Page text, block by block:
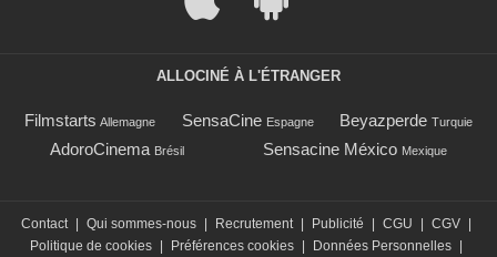
ALLOCINÉ À L'ÉTRANGER
Filmstarts Allemagne SensaCine Espagne Beyazperde Turquie
AdoroCinema Brésil Sensacine México Mexique
Contact | Qui sommes-nous | Recrutement | Publicité | CGU | CGV |
Politique de cookies | Préférences cookies | Données Personnelles |